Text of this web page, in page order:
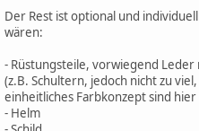
Der Rest ist optional und
wären:
- Rüstungsteile, vorwiegend
(z.B. Schultern, jedoch nicht zu
einheitliches Farbkonzept sind
- Helm